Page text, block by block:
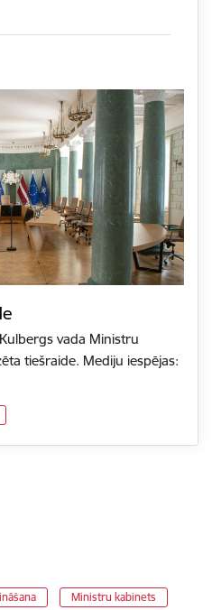
vada Ministru
tiešraide. Mediju iespējas:
Ministru kabinets